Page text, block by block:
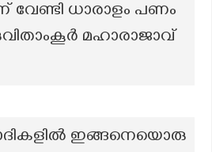
വേണ്ടി ധാരാളം പണം
മഹാരാജാവ്
ഇങ്ങനെയൊരു